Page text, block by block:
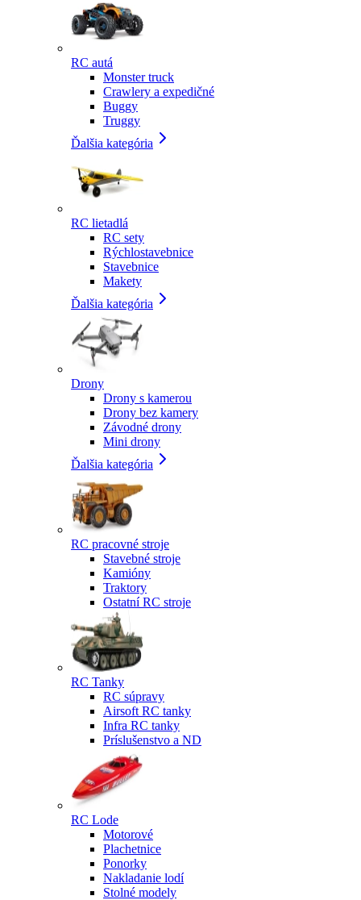
RC autá
Monster truck
Crawlery a expedičné
Buggy
Truggy
Ďalšia kategória
RC lietadlá
RC sety
Rýchlostavebnice
Stavebnice
Makety
Ďalšia kategória
Drony
Drony s kamerou
Drony bez kamery
Závodné drony
Mini drony
Ďalšia kategória
RC pracovné stroje
Stavebné stroje
Kamióny
Traktory
Ostatní RC stroje
RC Tanky
RC súpravy
Airsoft RC tanky
Infra RC tanky
Príslušenstvo a ND
RC Lode
Motorové
Plachetnice
Ponorky
Nakladanie lodí
Stolné modely